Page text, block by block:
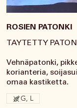
ROSIEN PATONKI
TAYTETTY
Vehnäpatonki,
korianteria,
omaa kastiketta.
G, L